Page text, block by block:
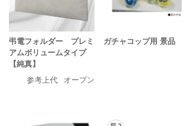
弔電フォルダー プレミ
アムボリュームタイプ
【純真】
参考上代
オープン
ガチャコップ用 景品